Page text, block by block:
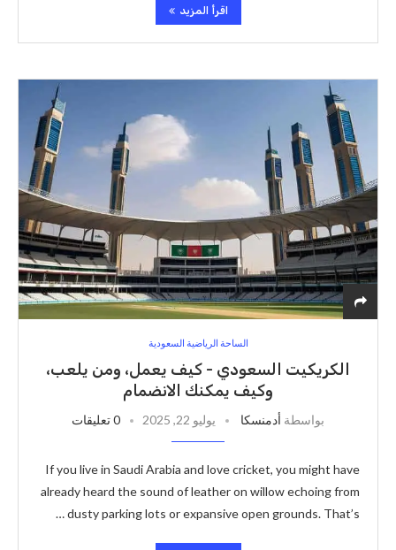
اقرأ المزيد
الساحة الرياضية السعودية
الكريكيت السعودي - كيف يعمل، ومن يلعب،
وكيف يمكنك الانضمام
بواسطة أدمنسكا يوليو 22, 2025 0 تعليقات
If you live in Saudi Arabia and love cricket, you might have
already heard the sound of leather on willow echoing from
dusty parking lots or expansive open grounds. That’s …